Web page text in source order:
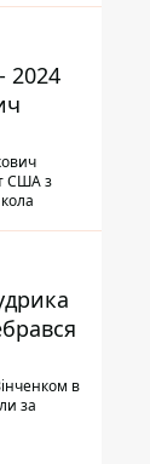
2024
США з
в
за